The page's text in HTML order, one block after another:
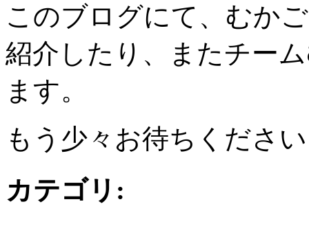
このブログにて、むか
紹介したり、またチー
ます。
もう少々お待ちくださ
カテゴリ :